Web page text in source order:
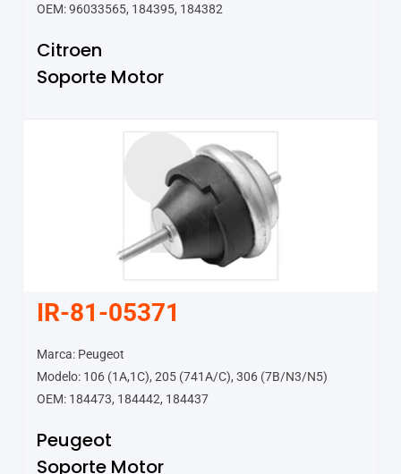
OEM: 96033565, 184395, 184382
Citroen
Soporte Motor
IR-81-05371
Marca: Peugeot
Modelo: 106 (1A,1C), 205 (741A/C), 306 (7B/N3/N5)
OEM: 184473, 184442, 184437
Peugeot
Soporte Motor